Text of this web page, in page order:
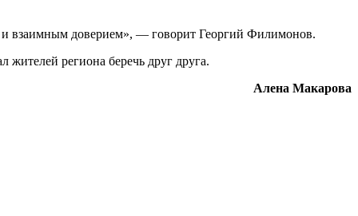
и взаимным доверием», — говорит Георгий Филимонов.
региона беречь друг друга.
Алена Макарова